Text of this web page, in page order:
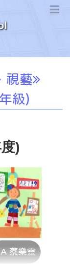
視藝
級)
)
蔡樂靈